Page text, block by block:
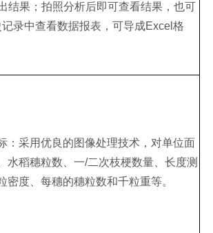
结果；拍照分析后即可查看结果，也可
录中查看数据报表，可导成Excel格
：采用优良的图像处理技术，对单位面
水稻穗粒数、一/二次枝梗数量、长度测
密度、每穗的穗粒数和千粒重等。